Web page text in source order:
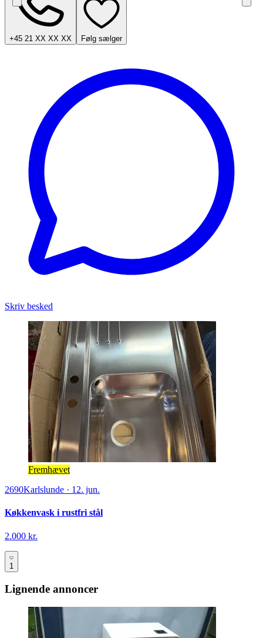
+45 21 XX XX XX Følg sælger
Skriv besked
Fremhævet
2690Karlslunde · 12. jun.
Køkkenvask i rustfri stål
2.000 kr.
1
Lignende annoncer